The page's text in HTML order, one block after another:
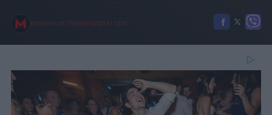
MENSHOUSE TEAM 08/04/2019 12:07